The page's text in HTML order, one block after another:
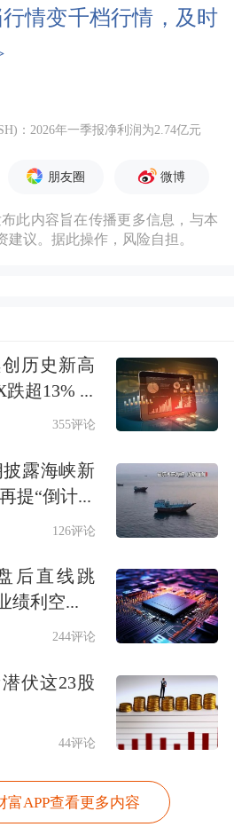
情变千档行情，及时
：2026年一季报净利润为2.74亿元
朋友圈 微博
此内容旨在传播更多信息，与本
议。据此操作，风险自担。
历史新高
跌超13% ...
355评论
露海峡新
提“倒计...
126评论
后直线跳
绩利空...
244评论
伏这23股
44评论
富APP查看更多内容